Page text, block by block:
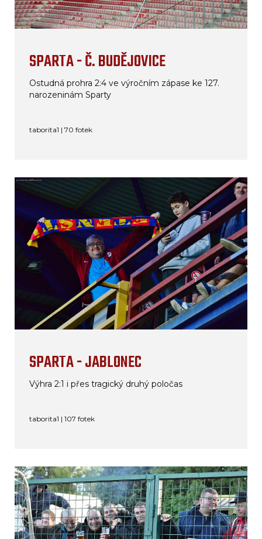
SPARTA - Č. BUDĚJOVICE
Ostudná prohra 2:4 ve výročním zápase ke 127.
narozeninám Sparty
taborita1 | 70 fotek
SPARTA - JABLONEC
Výhra 2:1 i přes tragický druhý poločas
taborita1 | 107 fotek